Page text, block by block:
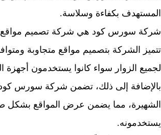
المستهدف بكفاءة وسلاسة.
شركة سورس كود هي شركة تصميم مواقع
تتميز الشركة بتصميم مواقع متجاوبة
لجميع الزوار سواء كانوا يستخدمون أجهزة
بالإضافة إلى ذلك، تضمن شركة سورس
الشهيرة، مما يضمن عرض المواقع بشكل
يستخدمونه.